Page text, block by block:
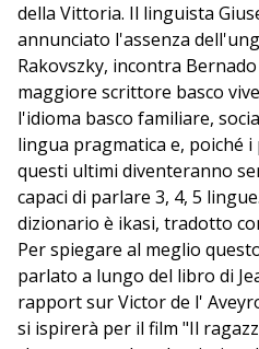
anche l'intervento di Zsuzsa
della Vittoria. Il linguista
annunciato l'assenza
Rakovszky, incontra
maggiore scrittore basco
l'idioma basco familiare,
lingua pragmatica e, poiché
questi ultimi diventeranno
capaci di parlare 3, 4, 5
dizionario è ikasi, tradotto
Per spiegare al meglio
parlato a lungo del libro di
rapport sur Victor de l'
si ispirerà per il film "Il